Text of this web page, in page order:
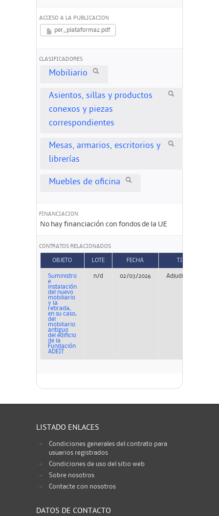
ACCESO A LA PUBLICACION
per_plataforma2.pdf
CLASIFICADORES
Mobiliario
Asientos, sillas y productos
conexos y piezas
correspondientes
Mesas, armarios, escritorios y
librerías
Muebles de oficina
FINANCIACION
No hay financiación con fondos de la UE
CONTRATOS RELACIONADOS
OBJETO LOTE FECHA
Suministro
e
instalación
del nuevo
mobiliario
y la
retirada,
en su caso,
del
mobiliario
antiguo
del edificio
de la
Fundación
ADEIT
n/d 02/03/2026 Adjudicación
LISTADO ENLACES
Condiciones generales del contrato para
usuarios registrados
Condiciones de uso del sitio web
Sobre nosotros
Contacte con nosotros
DATOS DE CONTACTO